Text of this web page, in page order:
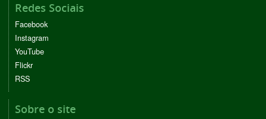
Redes Sociais
Facebook
Instagram
YouTube
Flickr
RSS
Sobre o site